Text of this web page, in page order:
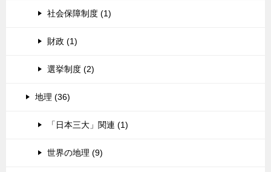
社会保障制度 (1)
財政 (1)
選挙制度 (2)
地理 (36)
「日本三大」関連 (1)
世界の地理 (9)